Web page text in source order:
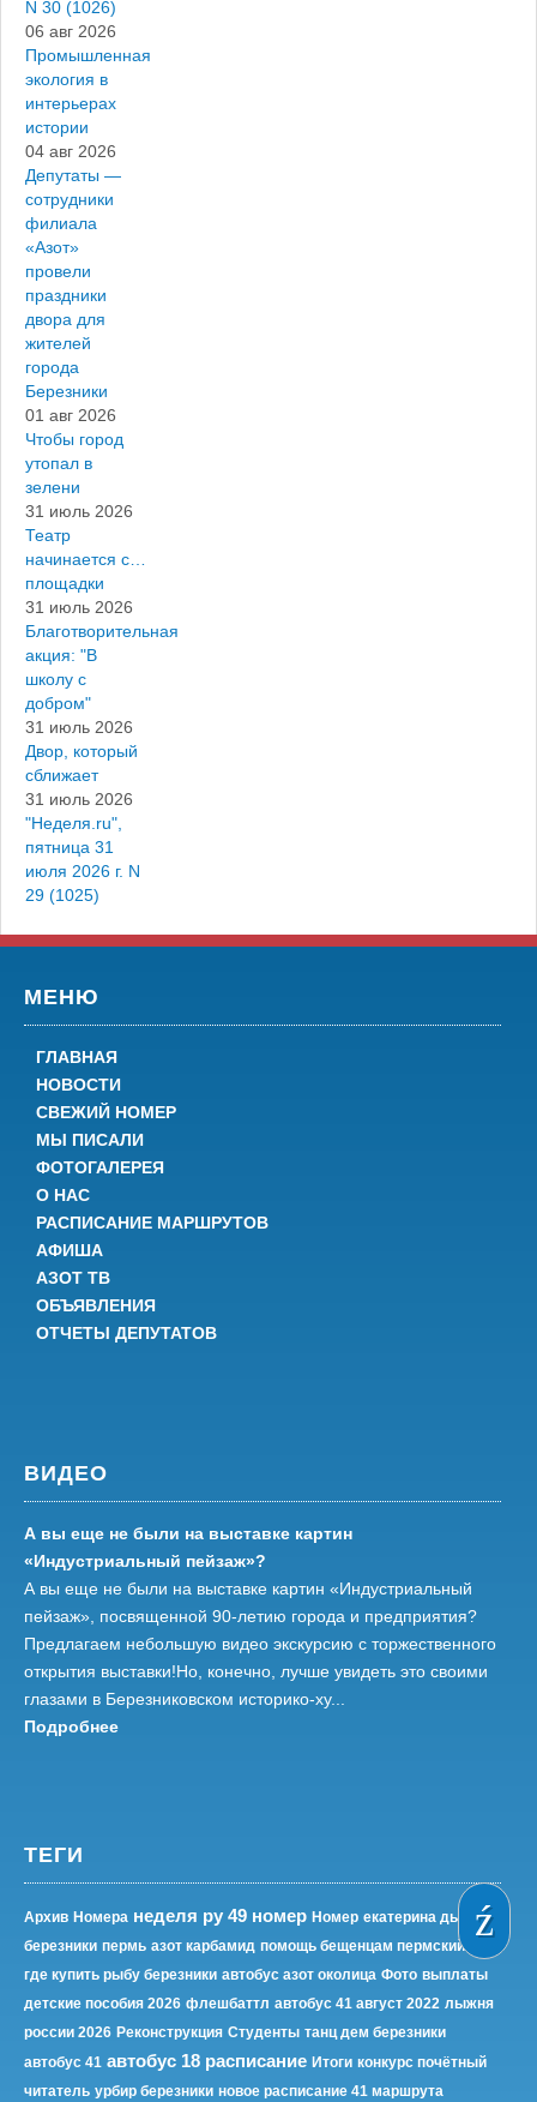
N 30 (1026)
06 авг 2026
Промышленная
экология в
интерьерах
истории
04 авг 2026
Депутаты —
сотрудники
филиала
«Азот»
провели
праздники
двора для
жителей
города
Березники
01 авг 2026
Чтобы город
утопал в
зелени
31 июль 2026
Театр
начинается с…
площадки
31 июль 2026
Благотворительная
акция: "В
школу с
добром"
31 июль 2026
Двор, который
сближает
31 июль 2026
"Неделя.ru",
пятница 31
июля 2026 г. N
29 (1025)
МЕНЮ
ГЛАВНАЯ
НОВОСТИ
СВЕЖИЙ НОМЕР
МЫ ПИСАЛИ
ФОТОГАЛЕРЕЯ
О НАС
РАСПИСАНИЕ МАРШРУТОВ
АФИША
АЗОТ ТВ
ОБЪЯВЛЕНИЯ
ОТЧЕТЫ ДЕПУТАТОВ
ВИДЕО
А вы еще не были на выставке картин
«Индустриальный пейзаж»?
А вы еще не были на выставке картин «Индустриальный
пейзаж», посвященной 90-летию города и предприятия?
Предлагаем небольшую видео экскурсию с торжественного
открытия выставки!Но, конечно, лучше увидеть это своими
глазами в Березниковском историко-ху...
Подробнее
ТЕГИ
Архив Номера неделя ру 49 номер Номер екатерина дьякова
березники пермь азот карбамид помощь бещенцам пермский край
где купить рыбу березники автобус азот околица Фото выплаты
детские пособия 2026 флешбаттл автобус 41 август 2022 лыжня
россии 2026 Реконструкция Студенты танц дем березники
автобус 41 автобус 18 расписание Итоги конкурс почётный
читатель урбир березники новое расписание 41 маршрута